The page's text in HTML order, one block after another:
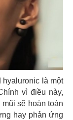
là một
vì điều này,
sẽ hoàn toàn
hay phản ứng